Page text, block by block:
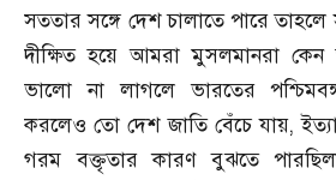
সততার সঙ্গে দেশ চালাতে পারে
দীক্ষিত হয়ে আমরা মুসলমানরা কেন
ভালো না লাগলে ভারতের
করলেও তো দেশ জাতি বেঁচে যায়,
গরম বক্তৃতার কারণ বুঝতে